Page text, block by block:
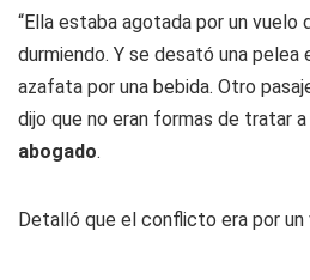
“Ella estaba agotada por un vuelo
durmiendo. Y se desató una pelea
azafata por una bebida. Otro
dijo que no eran formas de tratar
abogado.
Detalló que el conflicto era por un